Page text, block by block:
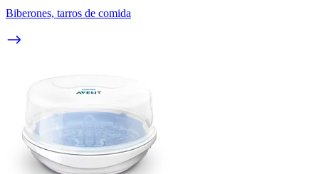
Biberones, tarros de comida